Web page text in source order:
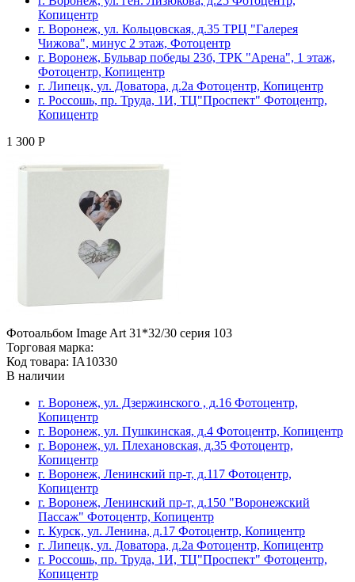
Копицентр
г. Воронеж, ул. Кольцовская, д.35 ТРЦ "Галерея
Чижова", минус 2 этаж, Фотоцентр
г. Воронеж, Бульвар победы 23б, ТРК "Арена", 1 этаж,
Фотоцентр, Копицентр
г. Липецк, ул. Доватора, д.2а Фотоцентр, Копицентр
г. Россошь, пр. Труда, 1И, ТЦ"Проспект" Фотоцентр,
Копицентр
1 300 Р
Фотоальбом Image Art 31*32/30 серия 103
Торговая марка:
Код товара: IA10330
В наличии
г. Воронеж, ул. Дзержинского , д.16 Фотоцентр,
Копицентр
г. Воронеж, ул. Пушкинская, д.4 Фотоцентр, Копицентр
г. Воронеж, ул. Плехановская, д.35 Фотоцентр,
Копицентр
г. Воронеж, Ленинский пр-т, д.117 Фотоцентр,
Копицентр
г. Воронеж, Ленинский пр-т, д.150 "Воронежский
Пассаж" Фотоцентр, Копицентр
г. Курск, ул. Ленина, д.17 Фотоцентр, Копицентр
г. Липецк, ул. Доватора, д.2а Фотоцентр, Копицентр
г. Россошь, пр. Труда, 1И, ТЦ"Проспект" Фотоцентр,
Копицентр